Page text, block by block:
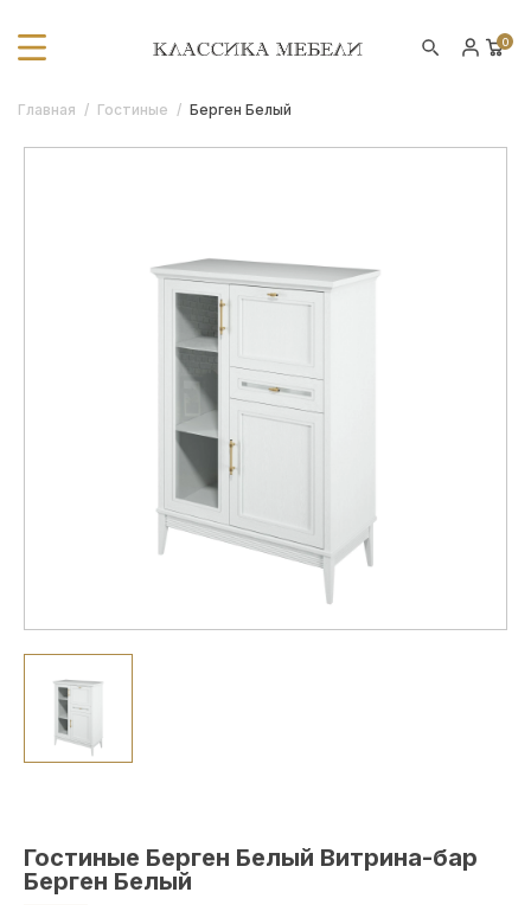
0
Главная / Гостиные / Берген Белый
Гостиные Берген Белый Витрина-бар
Берген Белый